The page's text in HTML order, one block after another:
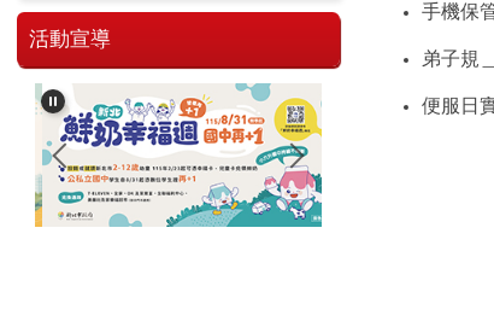
活動宣導
手機保
弟子規
便服日